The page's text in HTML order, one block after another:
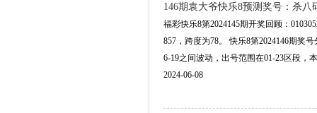
146期袁大爷快乐8预测奖号：杀八
福彩快乐8第2024145期开奖回顾：
857，跨度为78。 快乐8第2024146期奖
6-19之间波动，出号范围在01-23区段，
2024-06-08